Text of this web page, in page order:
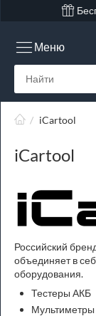
Меню
/ iCartool
iCartool
Российский
объединяет в
оборудования.
Тестеры АКБ